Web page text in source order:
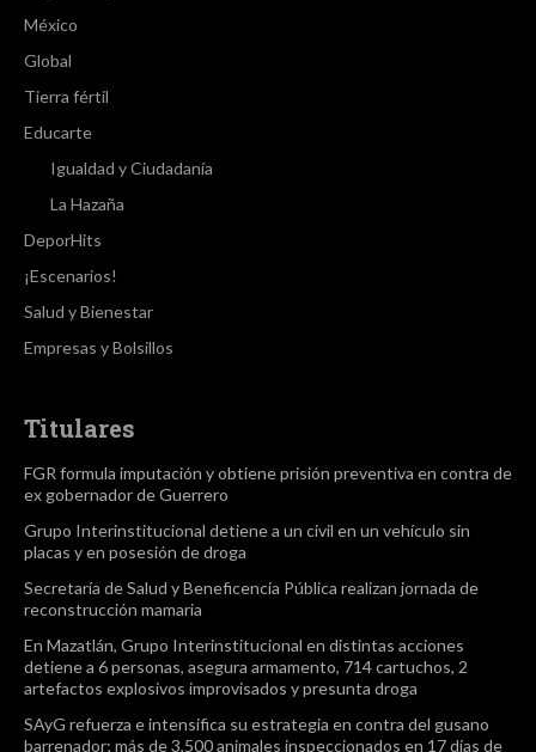
México
Global
Tierra fértil
Educarte
Igualdad y Ciudadanía
La Hazaña
DeporHits
¡Escenarios!
Salud y Bienestar
Empresas y Bolsillos
Titulares
FGR formula imputación y obtiene prisión preventiva en contra de
ex gobernador de Guerrero
Grupo Interinstitucional detiene a un civil en un vehículo sin
placas y en posesión de droga
Secretaría de Salud y Beneficencia Pública realizan jornada de
reconstrucción mamaria
En Mazatlán, Grupo Interinstitucional en distintas acciones
detiene a 6 personas, asegura armamento, 714 cartuchos, 2
artefactos explosivos improvisados y presunta droga
SAyG refuerza e intensifica su estrategia en contra del gusano
barrenador; más de 3,500 animales inspeccionados en 17 días de